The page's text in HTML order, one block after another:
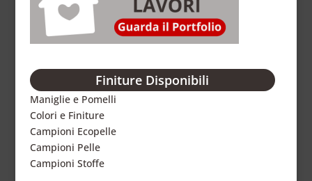
Finiture Disponibili
Maniglie e Pomelli
Colori e Finiture
Campioni Ecopelle
Campioni Pelle
Campioni Stoffe